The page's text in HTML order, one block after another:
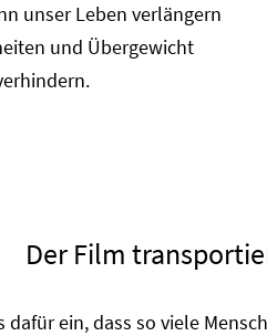
unser Leben verlängern
und Übergewicht
Der Film
dafür ein, dass so viele